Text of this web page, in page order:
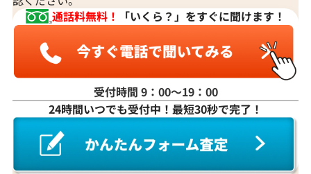
通話料無料！
「いくら？」をすぐに聞けます！
受付時間 9：00〜19：00
24時間いつでも受付中！最短30秒で完了！